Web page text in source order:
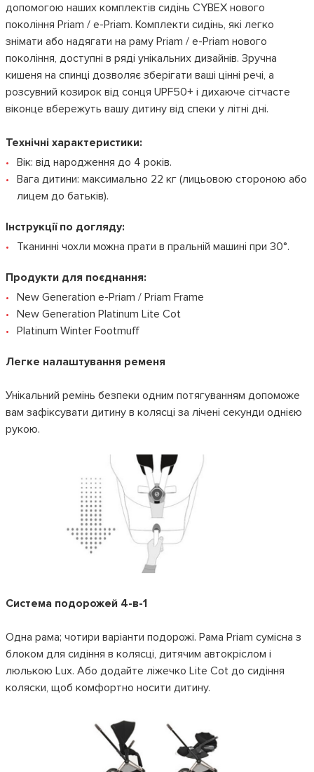
допомогою наших комплектів сидінь CYBEX нового
покоління Priam / e-Priam. Комплекти сидінь, які легко
знімати або надягати на раму Priam / e-Priam нового
покоління, доступні в ряді унікальних дизайнів. Зручна
кишеня на спинці дозволяє зберігати ваші цінні речі, а
розсувний козирок від сонця UPF50+ і дихаюче сітчасте
віконце вбережуть вашу дитину від спеки у літні дні.
Технічні характеристики:
Вік: від народження до 4 років.
Вага дитини: максимально 22 кг (лицьовою стороною або
лицем до батьків).
Інструкції по догляду:
Тканинні чохли можна прати в пральній машині при 30°.
Продукти для поєднання:
New Generation e-Priam / Priam Frame
New Generation Platinum Lite Cot
Platinum Winter Footmuff
Легке налаштування ременя
Унікальний ремінь безпеки одним потягуванням допоможе
вам зафіксувати дитину в колясці за лічені секунди однією
рукою.
Система подорожей 4-в-1
Одна рама; чотири варіанти подорожі. Рама Priam сумісна з
блоком для сидіння в колясці, дитячим автокріслом і
люлькою Lux. Або додайте ліжечко Lite Cot до сидіння
коляски, щоб комфортно носити дитину.